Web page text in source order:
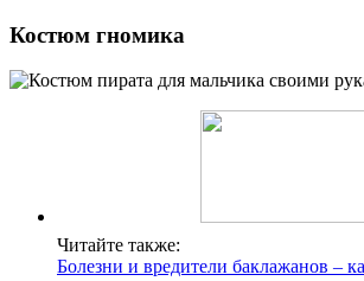
Костюм гномика
Читайте также:
Болезни и вредители баклажанов –